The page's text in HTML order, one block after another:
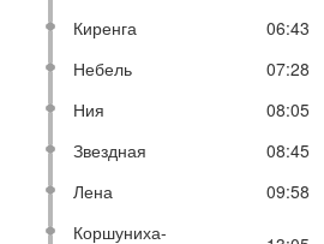
Киренга
06:43
Небель
07:28
Ния
08:05
Звездная
08:45
Лена
09:58
Коршуниха-